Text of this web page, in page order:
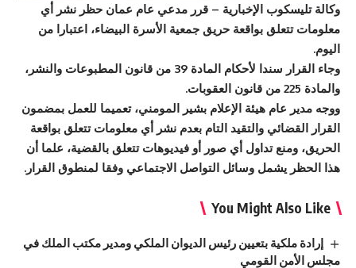
وكالة تليسكوب الإخبارية – قرر مدعي عام عمان حظر نشر أي
معلومات تتعلق بواقعة حريق جمعية الأسرة البيضاء، اعتبارا من
اليوم.
وجاء القرار سندا لأحكام المادة 39 من قانون المطبوعات والنشر،
والمادة 225 من قانون العقوبات.
ووجه مدير عام هيئة الإعلام بشير المومني، تعميما للعمل بمضمون
القرار القضائي والتقيد التام بعدم نشر أي معلومات تتعلق بواقعة
الحريق، ومنع تداول أي صور أو فيديوهات تتعلق بالقضية، علما أن
هذا الحظر يشمل وسائل التواصل الاجتماعي وفقا لمنطوق القرار.
You Might Also Like
إرادة ملكية بتعيين رئيس الديوان الملكي ومدير مكتب الملك في
مجلس الأمن القومي